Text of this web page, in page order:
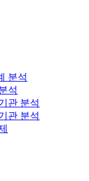
분석
석
관 분석
관 분석